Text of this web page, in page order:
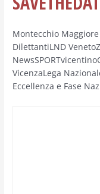
Montecchio
DilettantiLND
VicenzaLega
Eccellenza e Fase